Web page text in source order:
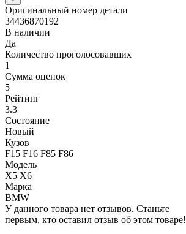
Оригинальный номер детали
34436870192
В наличии
Да
Количество проголосовавших
1
Сумма оценок
5
Рейтинг
3.3
Состояние
Новый
Кузов
F15 F16 F85 F86
Модель
X5 X6
Марка
BMW
У данного товара нет отзывов. Станьте
первым, кто оставил отзыв об этом товаре!